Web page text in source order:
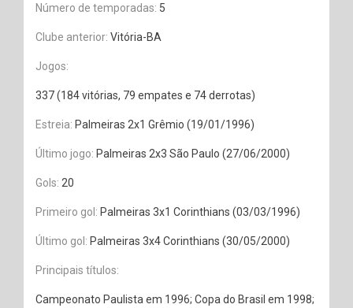
Número de temporadas: 5
Clube anterior: Vitória-BA
Jogos:
337 (184 vitórias, 79 empates e 74 derrotas)
Estreia: Palmeiras 2x1 Grêmio (19/01/1996)
Último jogo: Palmeiras 2x3 São Paulo (27/06/2000)
Gols: 20
Primeiro gol: Palmeiras 3x1 Corinthians (03/03/1996)
Último gol: Palmeiras 3x4 Corinthians (30/05/2000)
Principais títulos:
Campeonato Paulista em 1996; Copa do Brasil em 1998;